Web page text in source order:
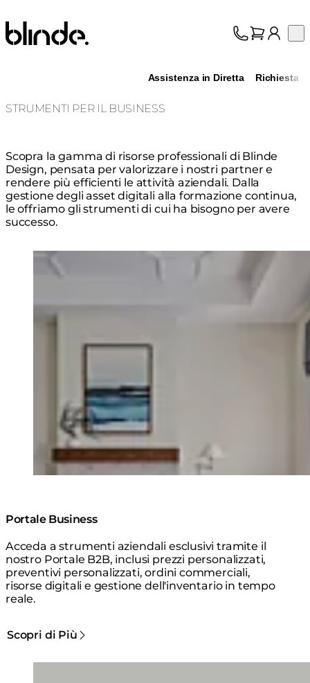
Blinde Design
Assistenza in Diretta Richiesta
STRUMENTI PER IL BUSINESS
Scopra la gamma di risorse professionali di Blinde
Design, pensata per valorizzare i nostri partner e
rendere più efficienti le attività aziendali. Dalla
gestione degli asset digitali alla formazione continua,
le offriamo gli strumenti di cui ha bisogno per avere
successo.
Loading image...
© Design: Firefinish Interiors/ Photographer: Dan
Cutrona
Portale Business
Acceda a strumenti aziendali esclusivi tramite il
nostro Portale B2B, inclusi prezzi personalizzati,
preventivi personalizzati, ordini commerciali,
risorse digitali e gestione dell'inventario in tempo
reale.
Scopri di Più